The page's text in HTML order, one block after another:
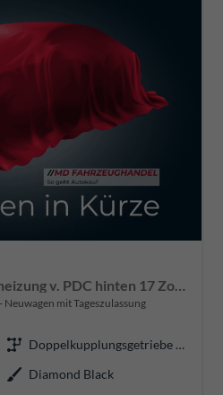
GS Klimaauto. Kamera Sitzheizung v. PDC hinten 17 Zoll LM
Neuwagen mit Tageszulassung
Doppelkupplungsgetriebe (DSG)
Diamond Black